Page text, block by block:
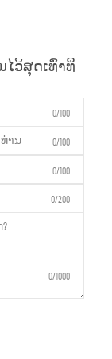
ໄວ້ສຸດເທົ່າທີ່
0/100
0/100
0/100
0/200
0/1000